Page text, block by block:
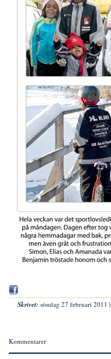
Skrivet: söndag 27 februari 2011 |
Kommentarer